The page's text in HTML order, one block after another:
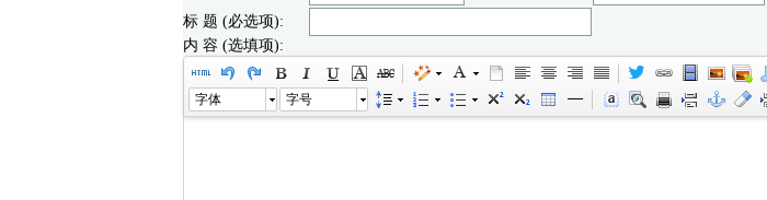
标 题 (必选项):
内 容 (选填项):
字体 字号